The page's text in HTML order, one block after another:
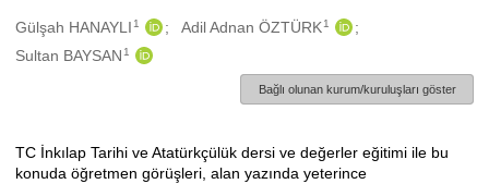
Oluşturanlar
Gülşah HANAYLI 1 Adil Adnan ÖZTÜRK 1
Sultan BAYSAN 1
Bağlı olunan kurum/kuruluşları göster
Açıklama
TC İnkılap Tarihi ve Atatürkçülük dersi ve değerler eğitimi ile bu
konuda öğretmen görüşleri, alan yazında yeterince